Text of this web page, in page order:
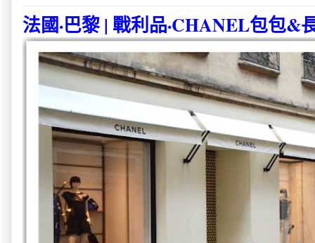
法國·巴黎 | 戰利品·CHANEL包包&